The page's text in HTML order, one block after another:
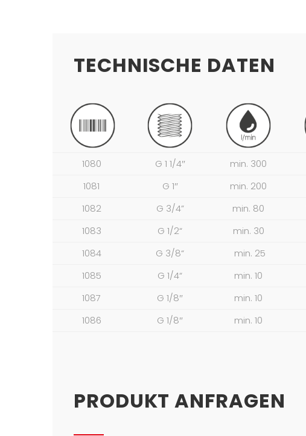
TECHNISCHE DATEN
1080 G 1 1/4″ min. 300
1081
G 1″ min. 200
1082
G 3/4” min. 80
1083
G 1/2“ min. 30
1084
G 3/8“ min. 25
1085
G 1/4“ min. 10
1087
G 1/8″ min. 10
1086
G 1/8″ min. 10
PRODUKT ANFRAGEN